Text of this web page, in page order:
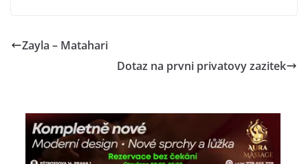
Zayla – Matahari
Dotaz na prvni privatovy zazitek